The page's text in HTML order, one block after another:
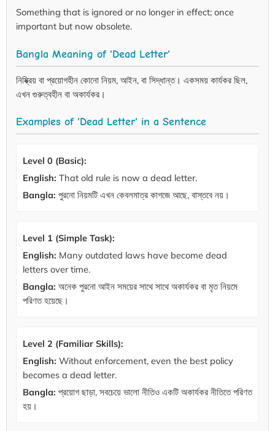
Something that is ignored or no longer in effect; once
important but now obsolete.
Bangla Meaning of 'Dead Letter'
নিষ্ক্রিয় বা প্রয়োগহীন কোনো নিয়ম, আইন, বা সিদ্ধান্ত। একসময় কার্যকর ছিল,
এখন গুরুত্বহীন বা অকার্যকর।
Examples of 'Dead Letter' in a Sentence
Level 0 (Basic):
English: That old rule is now a dead letter.
Bangla: পুরনো নিয়মটি এখন কেবলমাত্র কাগজে আছে, বাস্তবে নয়।
Level 1 (Simple Task):
English: Many outdated laws have become dead
letters over time.
Bangla: অনেক পুরনো আইন সময়ের সাথে সাথে অকার্যকর বা মৃত নিয়মে
পরিণত হয়েছে।
Level 2 (Familiar Skills):
English: Without enforcement, even the best policy
becomes a dead letter.
Bangla: প্রয়োগ ছাড়া, সবচেয়ে ভালো নীতিও একটি অকার্যকর নীতিতে পরিণত
হয়।